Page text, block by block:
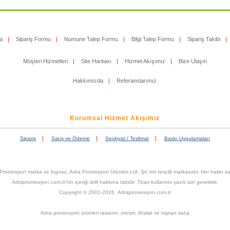
| Sipariş Formu | Numune Talep Formu | Bilgi Talep Formu | Sipariş Takibi |
Müşteri Hizmetleri | Site Haritası | Hizmet Akışımız | Bize Ulaşın
Hakkımızda | Referanslarımız
Kurumsal Hizmet Akışımız
Sipariş | Satış ve Ödeme | Sevkiyat / Teslimat | Baskı Uygulamaları
marka ve logosu, Adra Promosyon Ürünleri Ltd. Şti.'nin tescilli markasıdır. Her hakkı
Adrapromosyon.com.tr'nin içeriği telif hakkına tabidir. Ticari kullanımı yazılı izin gerektirir.
Copyright © 2001-2026 Adrapromosyon.com.tr
Adra promosyon ürünleri tasarım, üretim, ithalat ve toptan satış